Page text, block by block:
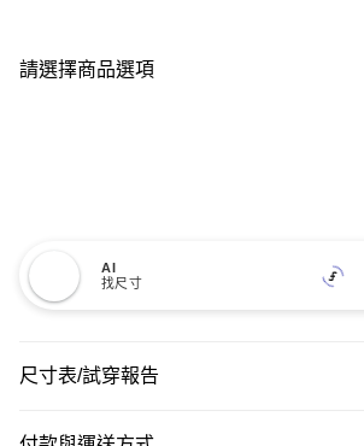
請選擇商品選項
AI
找尺寸
尺寸表/試穿報告